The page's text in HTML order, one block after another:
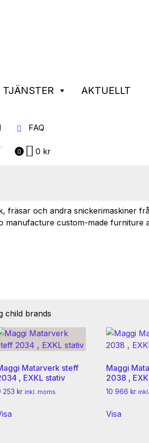
TJÄNSTER AKTUELLT
FAQ
0 0 kr
fräsar och andra snickerimaskiner
manufacture custom-made furniture
child brands
Matarverk steff
, EXKL stativ
253 kr inkl. moms
Maggi
2038 ,
10 966 kr
Visa